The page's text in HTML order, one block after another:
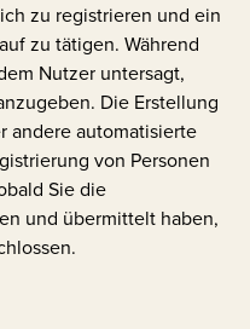
zu registrieren und ein
zu tätigen. Während
Nutzer untersagt,
Die Erstellung
andere automatisierte
von Personen
Sie die
und übermittelt haben,